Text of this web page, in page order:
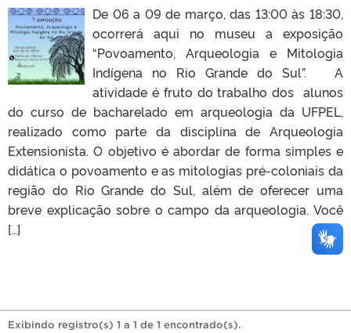
De 06 a 09 de março, das 13:00 às 18:30,
ocorrerá aqui no museu a exposição
“Povoamento, Arqueologia e Mitologia
Indígena no Rio Grande do Sul”. A
atividade é fruto do trabalho dos alunos
do curso de bacharelado em arqueologia da UFPEL,
realizado como parte da disciplina de Arqueologia
Extensionista. O objetivo é abordar de forma simples e
didática o povoamento e as mitologias pré-coloniais da
região do Rio Grande do Sul, além de oferecer uma
breve explicação sobre o campo da arqueologia. Você
[…]
Exibindo registro(s) 1 a 1 de 1 encontrado(s).